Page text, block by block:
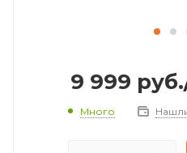
9 999 руб.
Много